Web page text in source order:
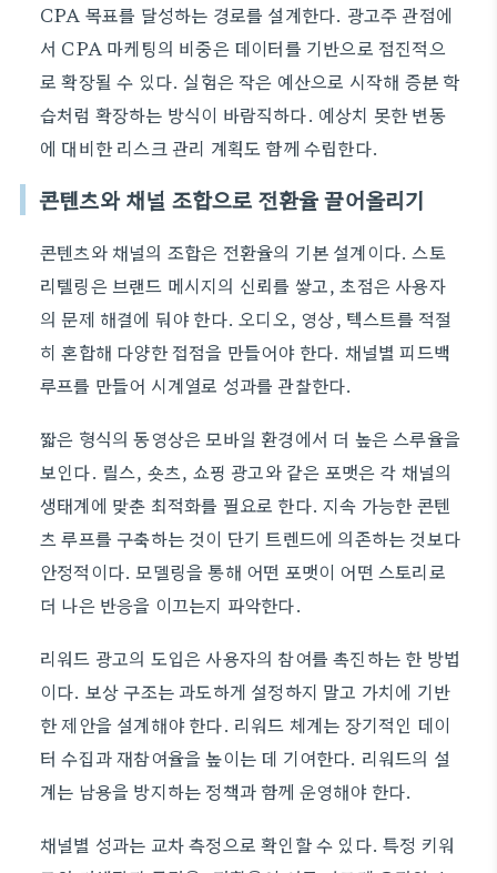
CPA 목표를 달성하는 경로를 설계한다. 광고주 관점에
서 CPA 마케팅의 비중은 데이터를 기반으로 점진적으
로 확장될 수 있다. 실험은 작은 예산으로 시작해 증분 학
습처럼 확장하는 방식이 바람직하다. 예상치 못한 변동
에 대비한 리스크 관리 계획도 함께 수립한다.
콘텐츠와 채널 조합으로 전환율 끌어올리기
콘텐츠와 채널의 조합은 전환율의 기본 설계이다. 스토
리텔링은 브랜드 메시지의 신뢰를 쌓고, 초점은 사용자
의 문제 해결에 둬야 한다. 오디오, 영상, 텍스트를 적절
히 혼합해 다양한 접점을 만들어야 한다. 채널별 피드백
루프를 만들어 시계열로 성과를 관찰한다.
짧은 형식의 동영상은 모바일 환경에서 더 높은 스루율을
보인다. 릴스, 숏츠, 쇼핑 광고와 같은 포맷은 각 채널의
생태계에 맞춘 최적화를 필요로 한다. 지속 가능한 콘텐
츠 루프를 구축하는 것이 단기 트렌드에 의존하는 것보다
안정적이다. 모델링을 통해 어떤 포맷이 어떤 스토리로
더 나은 반응을 이끄는지 파악한다.
리워드 광고의 도입은 사용자의 참여를 촉진하는 한 방법
이다. 보상 구조는 과도하게 설정하지 말고 가치에 기반
한 제안을 설계해야 한다. 리워드 체계는 장기적인 데이
터 수집과 재참여율을 높이는 데 기여한다. 리워드의 설
계는 남용을 방지하는 정책과 함께 운영해야 한다.
채널별 성과는 교차 측정으로 확인할 수 있다. 특정 키워